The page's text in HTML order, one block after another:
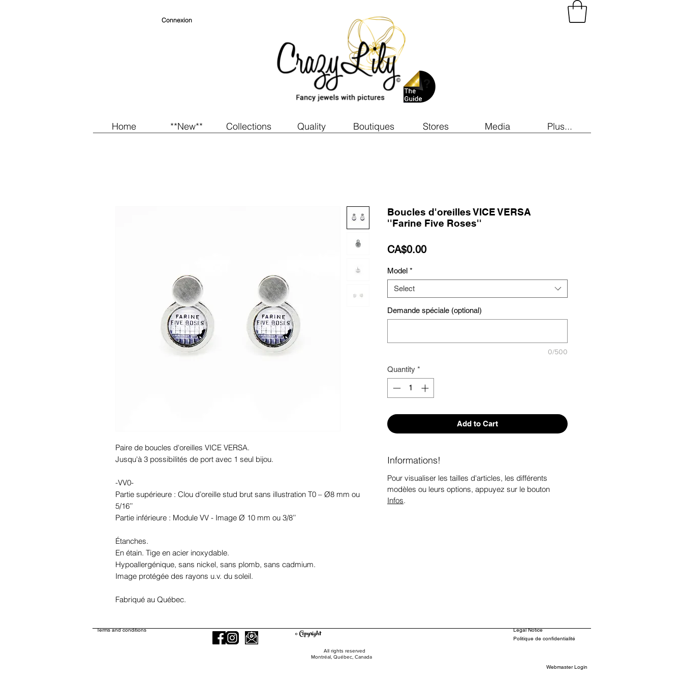
Home **New** Collections Quality Boutiques Stores Media Plus...
Connexion
Paire de boucles d'oreilles VICE VERSA.
Jusqu'à 3 possibilités de port avec 1 seul bijou.
-VV0-
Partie supérieure : Clou d’oreille stud brut sans illustration T0 – Ø8 mm ou
5/16’’
Partie inférieure : Module VV - Image Ø 10 mm ou 3/8’’
Étanches.
En étain. Tige en acier inoxydable.
Hypoallergénique, sans nickel, sans plomb, sans cadmium.
Image protégée des rayons u.v. du soleil.
Fabriqué au Québec.
Boucles d'oreilles VICE VERSA
''Farine Five Roses''
CA$0.00Price
Model *
Select
Demande spéciale (optional)
0/500
Quantity *
Add to Cart
Informations!
Pour visualiser les tailles d'articles, les différents
modèles ou leurs options, appuyez sur le bouton
Infos.
Legal Notice
Terms and conditions © Copyright
All rights reserved
Politique de confidentialité
Montréal, Québec, Canada
Webmaster Login